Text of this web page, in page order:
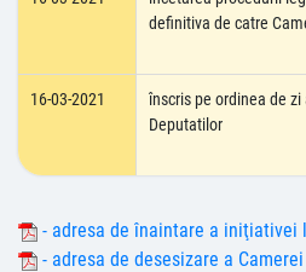
definitiva de catre
16-03-2021
înscris pe ordinea de
Deputatilor
- adresa de înaintare a iniţiativei
- adresa de desesizare a